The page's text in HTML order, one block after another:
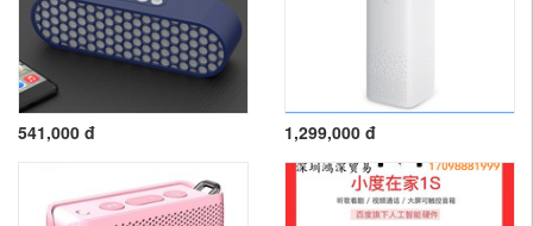
541,000 đ 1,299,000 đ